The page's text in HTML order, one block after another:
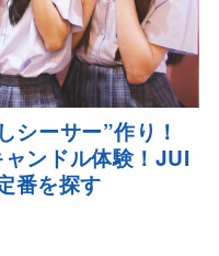
シーサー”作り！
ンドル体験！JUI
番を探す